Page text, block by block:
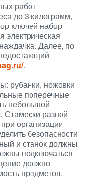
работ
до 3 килограмм,
ключей набор
электрическая
Далее, по
.
рубанки, ножовки
поперечные
небольшой
Стамески разной
организации
безопасности
и станок должны
подключаться
должно
предметов.